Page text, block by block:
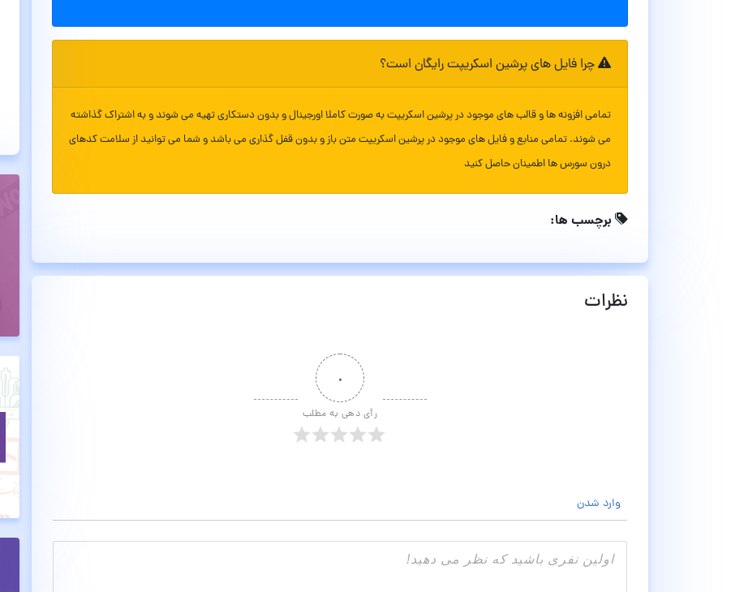
چرا فایل های پرشین اسکریپت رایگان است؟
تمامی افزونه ها و قالب های موجود در پرشین اسکریپت به صورت کاملا اورجینال و بدون دستکاری تهیه می شوند و به اشتراک گذاشته
می شوند. تمامی منابع و فایل های موجود در پرشین اسکریپت متن باز و بدون قفل گذاری می باشد و شما می توانید از سلامت کدهای
درون سورس ها اطمینان حاصل کنید
برچسب ها:
نظرات
۰
رأی دهی به مطلب
وارد شدن